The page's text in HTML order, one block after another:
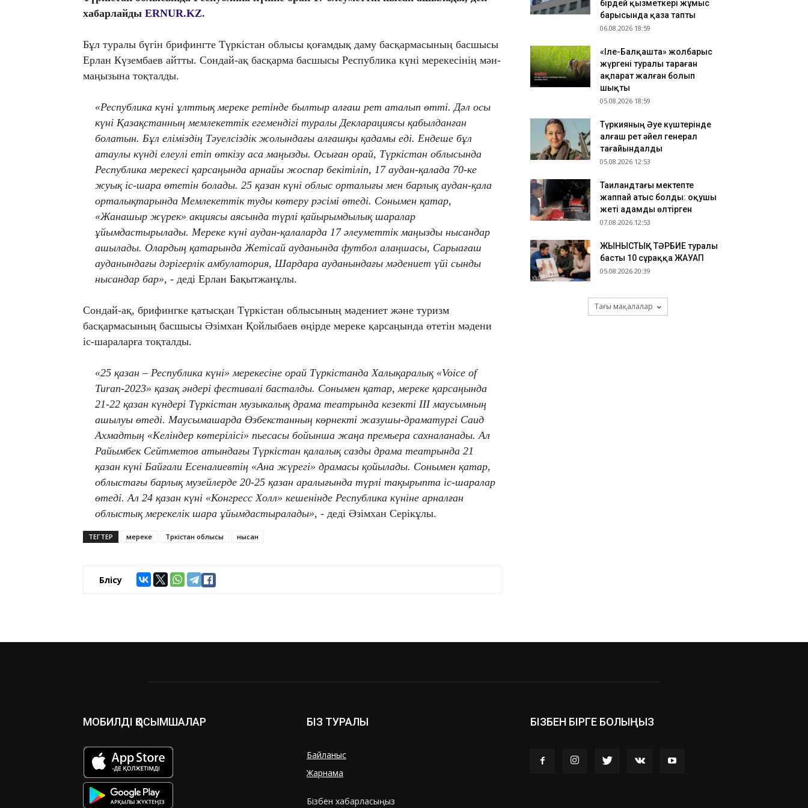
хабарлайды ERNUR.KZ.
Бұл туралы бүгін брифингте Түркістан облысы қоғамдық даму басқармасының басшысы
Ерлан Күзембаев айтты. Сондай-ақ басқарма басшысы Республика күні мерекесінің мән-
маңызына тоқталды.
«Республика күні ұлттық мереке ретінде былтыр алғаш рет аталып өтті. Дәл осы
күні Қазақстанның мемлекеттік егемендігі туралы Декларациясы қабылданған
болатын. Бұл еліміздің Тәуелсіздік жолындағы алғашқы қадамы еді. Ендеше бұл
атаулы күнді елеулі етіп өткізу аса маңызды. Осыған орай, Түркістан облысында
Республика мерекесі қарсаңында арнайы жоспар бекітіліп, 17 аудан-қалада 70-ке
жуық іс-шара өтетін болады. 25 қазан күні облыс орталығы мен барлық аудан-қала
орталықтарында Мемлекеттік туды көтеру рәсімі өтеді. Сонымен қатар,
«Жанашыр жүрек» акциясы аясында түрлі қайырымдылық шаралар
ұйымдастырылады. Мереке күні аудан-қалаларда 17 әлеуметтік маңызды нысандар
ашылады. Олардың қатарында Жетісай ауданында футбол алаңшасы, Сарыағаш
ауданындағы дәрігерлік амбулатория, Шардара ауданындағы мәдениет үйі сынды
нысандар бар», - деді Ерлан Бақытжанұлы.
Сондай-ақ, брифингке қатысқан Түркістан облысының мәдениет және туризм
басқармасының басшысы Әзімхан Қойлыбаев өңірде мереке қарсаңында өтетін мәдени
іс-шараларға тоқталды.
«25 қазан – Республика күні» мерекесіне орай Түркістанда Халықаралық «Voice of
Turan-2023» қазақ әндері фестивалі басталды. Сонымен қатар, мереке қарсаңында
21-22 қазан күндері Түркістан музыкалық драма театрында кезекті III маусымның
ашылуы өтеді. Маусымашарда Өзбекстанның көрнекті жазушы-драматургі Саид
Ахмадтың «Келіндер көтерілісі» пьесасы бойынша жаңа премьера сахналанады. Ал
Райымбек Сейтметов атындағы Түркістан қалалық сазды драма театрында 21
қазан күні Байғали Есеналиевтің «Ана жүрегі» драмасы қойылады. Сонымен қатар,
облыстағы барлық музейлерде 20-25 қазан аралығында түрлі тақырыпта іс-шаралар
өтеді. Ал 24 қазан күні «Конгресс Холл» кешенінде Республика күніне арналған
облыстық мерекелік шара ұйымдастыралады», - деді Әзімхан Серікұлы.
ТЕГТЕР мереке Түркістан облысы нысан
Бөлісу
Қазақстандық ескек есушілер Азия
чемпионатында 4 медаль жеңіп алды
Астанадан Омбыға әуе рейстері уақытша
тоқтатылды
07.08.2026 17:41
​Танымал курорттағы қорық қызметкерін
бірдей қызметкері жұмыс
барысында қаза тапты
06.08.2026 18:59
«Іле-Балқашта» жолбарыс
жүргені туралы тараған
ақпарат жалған болып
шықты
05.08.2026 18:59
Түркияның Әуе күштерінде
алғаш рет әйел генерал
тағайындалды
05.08.2026 12:53
Таиландтағы мектепте
жаппай атыс болды: оқушы
жеті адамды өлтірген
07.08.2026 12:53
ЖЫНЫСТЫҚ ТӘРБИЕ туралы
басты 10 сұраққа ЖАУАП
05.08.2026 20:39
Тағы мақалалар
МОБИЛДІ ҚОСЫМШАЛАР БІЗ ТУРАЛЫ
Байланыс
Жарнама
Бізбен хабарласыңыз
БІЗБЕН БІРГЕ БОЛЫҢЫЗ